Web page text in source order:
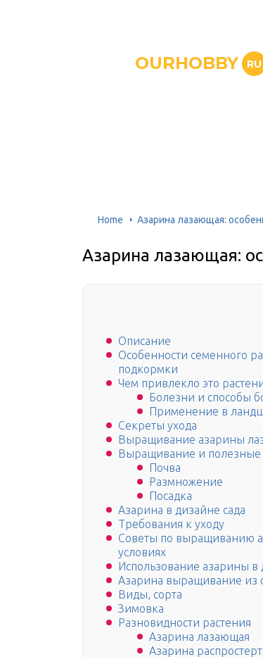
OURHOBBY RU
Home Азарина лазающая:
Азарина лазающая:
Описание
Особенности семенного
подкормки
Чем привлекло это
Болезни и способы
Применение в
Секреты ухода
Выращивание азарины
Выращивание и полезные
Почва
Размножение
Посадка
Азарина в дизайне сада
Требования к уходу
Советы по выращиванию
условиях
Использование азарины в
Азарина выращивание из
Виды, сорта
Зимовка
Разновидности растения
Азарина лазающая
Азарина